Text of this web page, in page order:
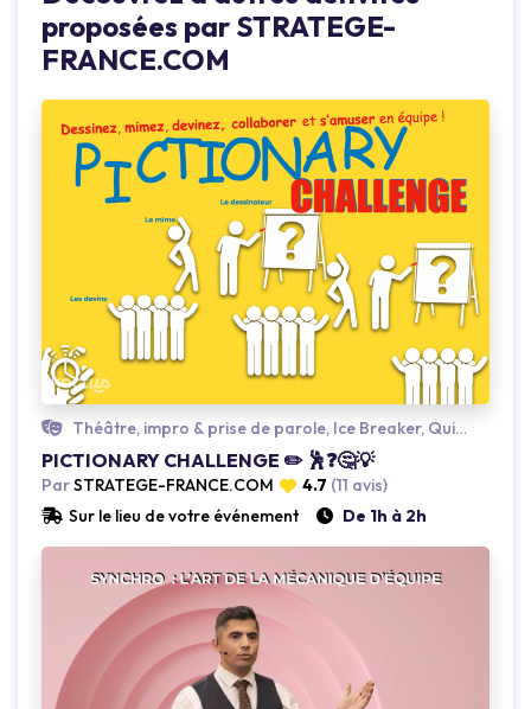
proposées par STRATEGE-
FRANCE.COM
Loading...
Théâtre, impro & prise de parole, Ice Breaker, Quiz multi-thématiques
PICTIONARY CHALLENGE ✏️ 🕺❓🤔💡
ParSTRATEGE-FRANCE.COM 4.7 (11 avis)
Sur le lieu de votre événement
De 1h à 2h
Loading...